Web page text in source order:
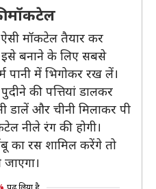
मॉकटेल
मॉकटेल तैयार कर
बनाने के लिए सबसे
पानी में भिगोकर रख लें।
की पत्तियां डालकर
डालें और चीनी मिलाकर पी
नीले रंग की होगी।
का रस शामिल करेंगे तो